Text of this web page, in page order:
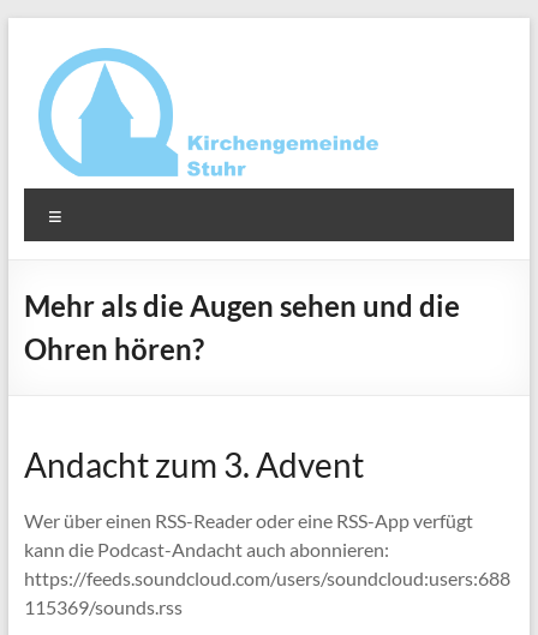
springen
Ev.-
luth.
Kirchengemeinde
Stuhr
Mehr als die Augen sehen und die
Ohren hören?
Andacht zum 3. Advent
Wer über einen RSS-Reader oder eine RSS-App verfügt
kann die Podcast-Andacht auch abonnieren:
https://feeds.soundcloud.com/users/soundcloud:users:688
115369/sounds.rss